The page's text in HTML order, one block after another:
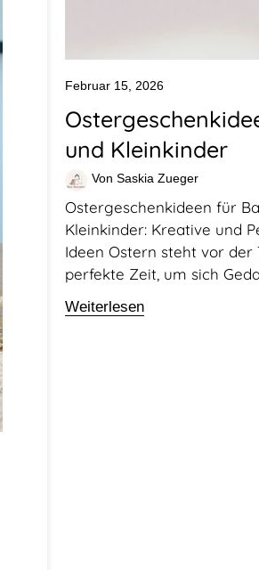
Februar 15, 2026
und Kleinkinder
Von Saskia Zueger
Ostergeschenkideen für
Kleinkinder: Kreative und
Ideen Ostern steht vor der
perfekte Zeit, um sich
Weiterlesen